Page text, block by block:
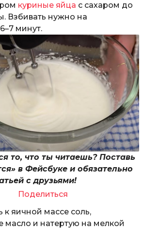
куриные яйца с сахаром до
Взбивать нужно на
минут.
то, что ты читаешь? Поставь
в Фейсбуке и обязательно
с друзьями!
Поделиться
к яичной массе соль,
масло и натертую на мелкой